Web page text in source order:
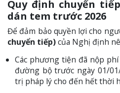
Quy định chuyển
dán tem trước 2026
Để đảm bảo quyền lợi cho
chuyển tiếp)của Nghị định
Các phương tiện đã nộp
đường bộ trước ngày 01/
trị pháp lý cho đến hết thời